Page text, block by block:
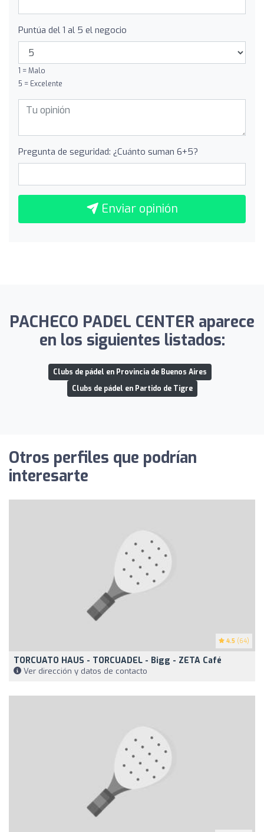
Puntúa del 1 al 5 el negocio
1 = Malo
5 = Excelente
Pregunta de seguridad: ¿Cuánto suman 6+5?
Enviar opinión
PACHECO PADEL CENTER aparece
en los siguientes listados:
Clubs de pádel en Provincia de Buenos Aires
Clubs de pádel en Partido de Tigre
Otros perfiles que podrían
interesarte
4.5 (64)
TORCUATO HAUS - TORCUADEL - Bigg - ZETA Café
Ver dirección y datos de contacto